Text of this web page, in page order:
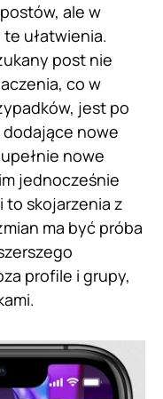
ale w
ułatwienia.
post nie
co w
jest po
nowe
nowe
jednocześnie
to skojarzenia z
ma być próba
profile i grupy,